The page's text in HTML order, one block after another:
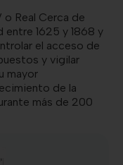
o Real Cerca de
entre 1625 y 1868 y
el acceso de
y vigilar
mayor
de la
más de 200